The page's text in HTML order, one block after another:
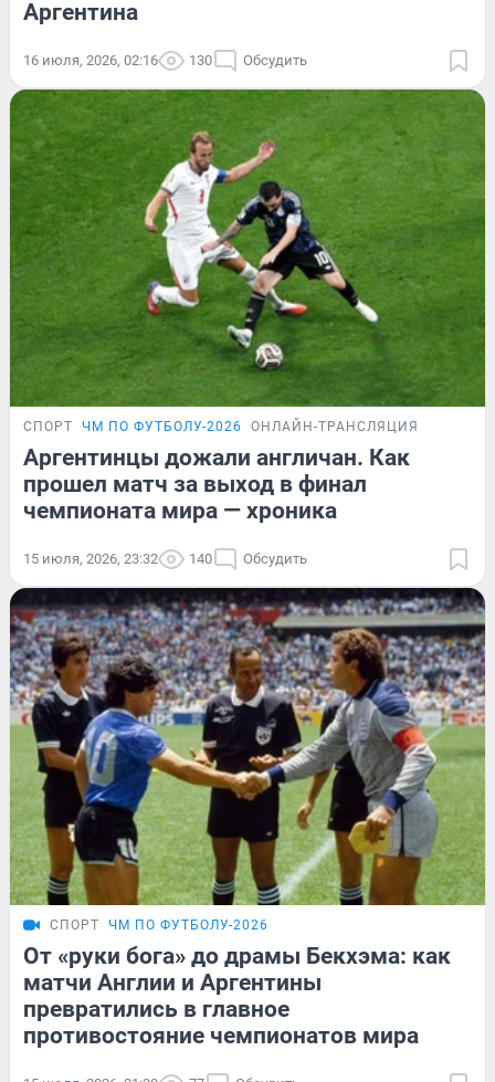
Аргентина
16 июля, 2026, 02:16 130 Обсудить
СПОРТ ЧМ ПО ФУТБОЛУ-2026 ОНЛАЙН-ТРАНСЛЯЦИЯ
Аргентинцы дожали англичан. Как
прошел матч за выход в финал
чемпионата мира — хроника
15 июля, 2026, 23:32 140 Обсудить
СПОРТ ЧМ ПО ФУТБОЛУ-2026
От «руки бога» до драмы Бекхэма: как
матчи Англии и Аргентины
превратились в главное
противостояние чемпионатов мира